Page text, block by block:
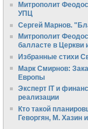
Митрополит
УПЦ
Сергей Марнов.
Митрополит
балласте в Церкви
Избранные стихи
Марк Смирнов:
Европы
Эксперт IT и
реализации
Кто такой
Геворгян, М. Хазин